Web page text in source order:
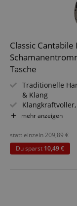
Classic
Tasche
Traditionelle
& Klang
& Rituale
Größe: 18" (Ø
Resonanz
Inklusive
Stehen
Ideal für
Sparset
mehr anzeigen
statt einzeln209,89 €
Du sparst 10,49 €